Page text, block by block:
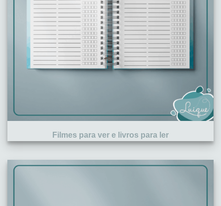
Filmes para ver e livros para ler